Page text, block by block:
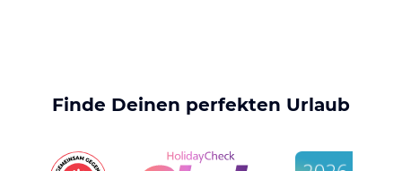
Finde Deinen perfekten Urlaub